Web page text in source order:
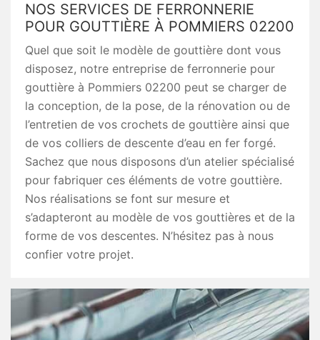
NOS SERVICES DE FERRONNERIE
POUR GOUTTIÈRE À POMMIERS 02200
Quel que soit le modèle de gouttière dont vous
disposez, notre entreprise de ferronnerie pour
gouttière à Pommiers 02200 peut se charger de
la conception, de la pose, de la rénovation ou de
l’entretien de vos crochets de gouttière ainsi que
de vos colliers de descente d’eau en fer forgé.
Sachez que nous disposons d’un atelier spécialisé
pour fabriquer ces éléments de votre gouttière.
Nos réalisations se font sur mesure et
s’adapteront au modèle de vos gouttières et de la
forme de vos descentes. N’hésitez pas à nous
confier votre projet.